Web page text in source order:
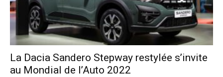
La Dacia Sandero Stepway restylée s’invite
au Mondial de l’Auto 2022